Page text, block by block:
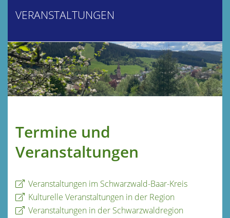
VERANSTALTUNGEN
Termine und
Veranstaltungen
Veranstaltungen im Schwarzwald-Baar-Kreis
Kulturelle Veranstaltungen in der Region
Veranstaltungen in der Schwarzwaldregion